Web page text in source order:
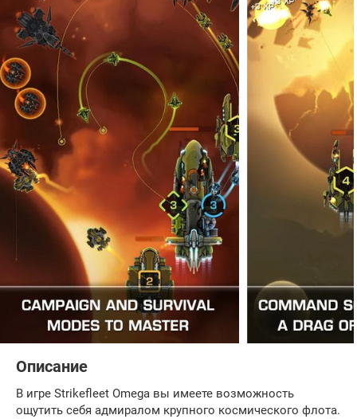
Описание
В игре Strikefleet Omega вы имеете возможность
ощутить себя адмиралом крупного космического флота.